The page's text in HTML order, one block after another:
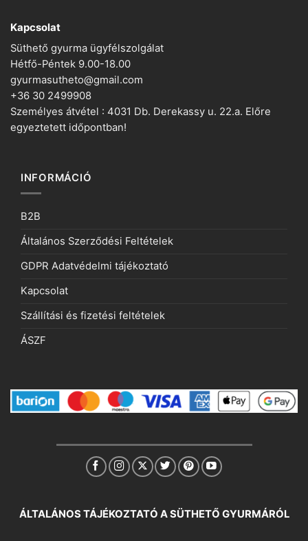
Kapcsolat
Süthető gyurma ügyfélszolgálat
Hétfő-Péntek 9.00-18.00
gyurmasutheto@gmail.com
+36 30 2499908
Személyes átvétel : 4031 Db. Derekassy u. 22.a. Előre
egyeztetett időpontban!
INFORMÁCIÓ
B2B
Általános Szerződési Feltételek
GDPR Adatvédelmi tájékoztató
Kapcsolat
Szállítási és fizetési feltételek
ÁSZF
ÁLTALÁNOS TÁJÉKOZTATÓ A SÜTHETŐ GYURMÁRÓL